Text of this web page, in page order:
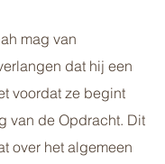
mag van
dat hij een
voordat ze begint
van de Opdracht. Dit
over het algemeen